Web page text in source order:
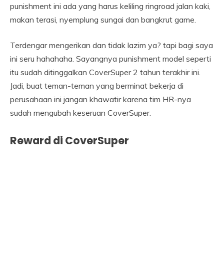
punishment ini ada yang harus keliling ringroad jalan kaki,
makan terasi, nyemplung sungai dan bangkrut game.
Terdengar mengerikan dan tidak lazim ya? tapi bagi saya
ini seru hahahaha. Sayangnya punishment model seperti
itu sudah ditinggalkan CoverSuper 2 tahun terakhir ini.
Jadi, buat teman-teman yang berminat bekerja di
perusahaan ini jangan khawatir karena tim HR-nya
sudah mengubah keseruan CoverSuper.
Reward di CoverSuper